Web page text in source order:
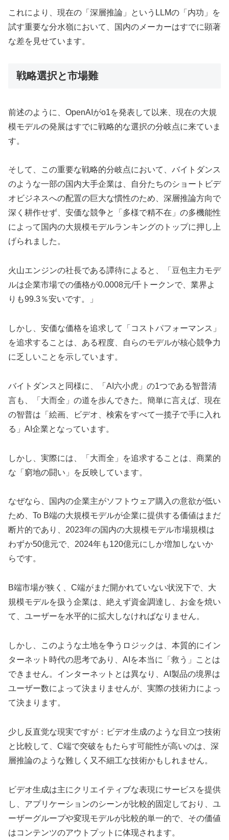
これにより、現在の「深層推論」というLLMの「内功」を
試す重要な分水嶺において、国内のメーカーはすでに顕著
な差を見せています。
戦略選択と市場難
前述のように、OpenAIがo1を発表して以来、現在の大規
模モデルの発展はすでに戦略的な選択の分岐点に来ていま
す。
そして、この重要な戦略的分岐点において、バイトダンス
のような一部の国内大手企業は、自分たちのショートビデ
オビジネスへの配置の巨大な慣性のため、深層推論方向で
深く耕作せず、安価な競争と「多様で精不在」の多機能性
によって国内の大規模モデルランキングのトップに押し上
げられました。
火山エンジンの社長である譚待によると、「豆包主力モデ
ルは企業市場での価格が0.0008元/千トークンで、業界よ
りも99.3％安いです。」
しかし、安価な価格を追求して「コストパフォーマンス」
を追求することは、ある程度、自らのモデルが核心競争力
に乏しいことを示しています。
バイトダンスと同様に、「AI六小虎」の1つである智普清
言も、「大而全」の道を歩んできた。簡単に言えば、現在
の智普は「絵画、ビデオ、検索をすべて一揽子で手に入れ
る」AI企業となっています。
しかし、実際には、「大而全」を追求することは、商業的
な「窮地の闘い」を反映しています。
なぜなら、国内の企業主がソフトウェア購入の意欲が低い
ため、To B端の大規模モデルが企業に提供する価値はまだ
断片的であり、2023年の国内の大規模モデル市場規模は
わずか50億元で、2024年も120億元にしか増加しないか
らです。
B端市場が狭く、C端がまだ開かれていない状況下で、大
規模モデルを扱う企業は、絶えず資金調達し、お金を焼い
て、ユーザーを水平的に拡大しなければなりません。
しかし、このような土地を争うロジックは、本質的にイン
ターネット時代の思考であり、AIを本当に「救う」ことは
できません。インターネットとは異なり、AI製品の境界は
ユーザー数によって決まりませんが、実際の技術力によっ
て決まります。
少し反直觉な現実ですが：ビデオ生成のような目立つ技術
と比較して、C端で突破をもたらす可能性が高いのは、深
層推論のような難しく又不細工な技術かもしれません。
ビデオ生成は主にクリエイティブな表現にサービスを提供
し、アプリケーションのシーンが比較的固定しており、ユ
ーザーグループや変現モデルが比較的単一的で、その価値
はコンテンツのアウトプットに体现されます。